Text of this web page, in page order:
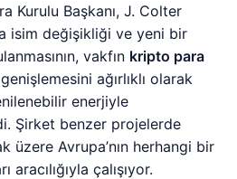
Kurulu Başkanı, J. Colter
isim değişikliği ve yeni bir
vakfın kripto para
ağırlıklı olarak
enerjiyle
Şirket benzer projelerde
üzere Avrupa’nın herhangi bir
çalışıyor.